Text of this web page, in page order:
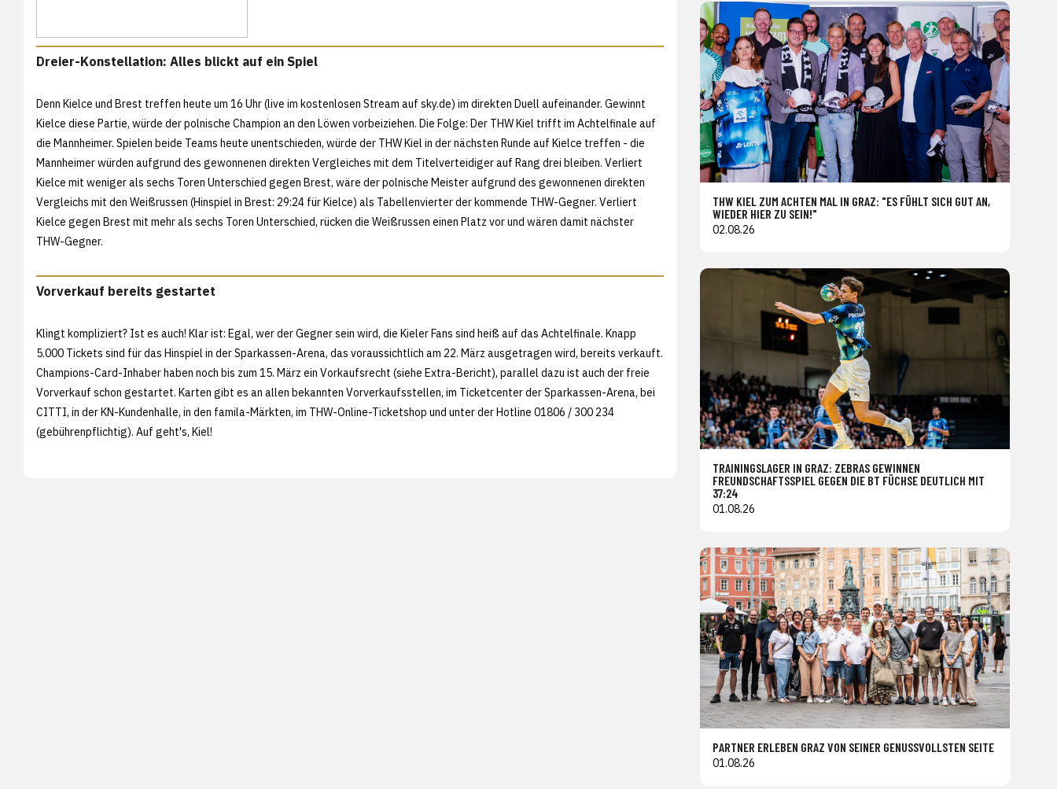
Dreier-Konstellation: Alles blickt auf ein Spiel
Denn Kielce und Brest treffen heute um 16 Uhr (live im kostenlosen Stream auf sky.de) im direkten Duell aufeinander. Gewinnt
Kielce diese Partie, würde der polnische Champion an den Löwen vorbeiziehen. Die Folge: Der THW Kiel trifft im Achtelfinale auf
die Mannheimer. Spielen beide Teams heute unentschieden, würde der THW Kiel in der nächsten Runde auf Kielce treffen - die
Mannheimer würden aufgrund des gewonnenen direkten Vergleiches mit dem Titelverteidiger auf Rang drei bleiben. Verliert
Kielce mit weniger als sechs Toren Unterschied gegen Brest, wäre der polnische Meister aufgrund des gewonnenen direkten
Vergleichs mit den Weißrussen (Hinspiel in Brest: 29:24 für Kielce) als Tabellenvierter der kommende THW-Gegner. Verliert
Kielce gegen Brest mit mehr als sechs Toren Unterschied, rücken die Weißrussen einen Platz vor und wären damit nächster
THW-Gegner.
Vorverkauf bereits gestartet
Klingt kompliziert? Ist es auch! Klar ist: Egal, wer der Gegner sein wird, die Kieler Fans sind heiß auf das Achtelfinale. Knapp
5.000 Tickets sind für das Hinspiel in der Sparkassen-Arena, das voraussichtlich am 22. März ausgetragen wird, bereits verkauft.
Champions-Card-Inhaber haben noch bis zum 15. März ein Vorkaufsrecht (siehe Extra-Bericht), parallel dazu ist auch der freie
Vorverkauf schon gestartet. Karten gibt es an allen bekannten Vorverkaufsstellen, im Ticketcenter der Sparkassen-Arena, bei
CITTI, in der KN-Kundenhalle, in den famila-Märkten, im THW-Online-Ticketshop und unter der Hotline 01806 / 300 234
(gebührenpflichtig). Auf geht's, Kiel!
THW KIEL ZUM ACHTEN MAL IN GRAZ: "ES FÜHLT SICH GUT AN,
WIEDER HIER ZU SEIN!"
02.08.26
TRAININGSLAGER IN GRAZ: ZEBRAS GEWINNEN
FREUNDSCHAFTSSPIEL GEGEN DIE BT FÜCHSE DEUTLICH MIT
37:24
01.08.26
PARTNER ERLEBEN GRAZ VON SEINER GENUSSVOLLSTEN SEITE
01.08.26